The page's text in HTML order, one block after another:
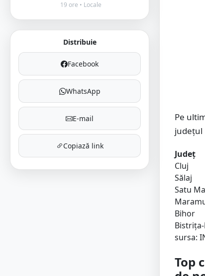
19 ore • Locale
Distribuie
Facebook
WhatsApp
E-mail
Copiază link
Pe
județul
Județ
Cluj
Sălaj
Satu
Bihor
sursa:
Top